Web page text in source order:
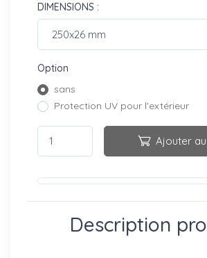
DIMENSIONS :
Option
sans
Protection UV pour l'extérieur
Ajouter
Description